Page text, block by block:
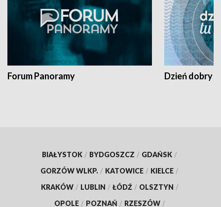
Forum Panoramy Dzień dobry
BIAŁYSTOK / BYDGOSZCZ / GDAŃSK /
GORZÓW WLKP. / KATOWICE / KIELCE /
KRAKÓW / LUBLIN / ŁÓDŹ / OLSZTYN /
OPOLE / POZNAŃ / RZESZÓW /